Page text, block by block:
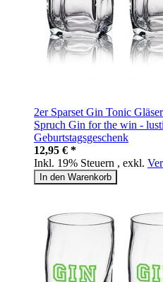
2er Sparset Gin Tonic
Spruch Gin for the win -
Geburtstagsgeschenk
12,95 € *
Inkl. 19% Steuern , exkl.
In den Warenkorb